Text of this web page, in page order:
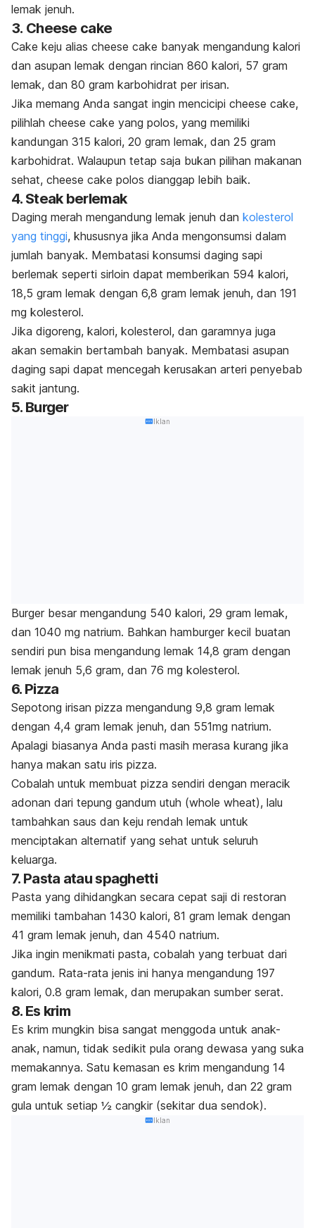
lemak jenuh.
3. Cheese cake
Cake keju alias cheese cake banyak mengandung kalori
dan asupan lemak dengan rincian 860 kalori, 57 gram
lemak, dan 80 gram karbohidrat per irisan.
Jika memang Anda sangat ingin mencicipi cheese cake,
pilihlah cheese cake yang polos, yang memiliki
kandungan 315 kalori, 20 gram lemak, dan 25 gram
karbohidrat. Walaupun tetap saja bukan pilihan makanan
sehat, cheese cake polos dianggap lebih baik.
4. Steak berlemak
Daging merah mengandung lemak jenuh dan kolesterol
yang tinggi, khususnya jika Anda mengonsumsi dalam
jumlah banyak. Membatasi konsumsi daging sapi
berlemak seperti sirloin dapat memberikan 594 kalori,
18,5 gram lemak dengan 6,8 gram lemak jenuh, dan 191
mg kolesterol.
Jika digoreng, kalori, kolesterol, dan garamnya juga
akan semakin bertambah banyak. Membatasi asupan
daging sapi dapat mencegah kerusakan arteri penyebab
sakit jantung.
5. Burger
Iklan
Burger besar mengandung 540 kalori, 29 gram lemak,
dan 1040 mg natrium. Bahkan hamburger kecil buatan
sendiri pun bisa mengandung lemak 14,8 gram dengan
lemak jenuh 5,6 gram, dan 76 mg kolesterol.
6. Pizza
Sepotong irisan pizza mengandung 9,8 gram lemak
dengan 4,4 gram lemak jenuh, dan 551mg natrium.
Apalagi biasanya Anda pasti masih merasa kurang jika
hanya makan satu iris pizza.
Cobalah untuk membuat pizza sendiri dengan meracik
adonan dari tepung gandum utuh (whole wheat), lalu
tambahkan saus dan keju rendah lemak untuk
menciptakan alternatif yang sehat untuk seluruh
keluarga.
7. Pasta atau spaghetti
Pasta yang dihidangkan secara cepat saji di restoran
memiliki tambahan 1430 kalori, 81 gram lemak dengan
41 gram lemak jenuh, dan 4540 natrium.
Jika ingin menikmati pasta, cobalah yang terbuat dari
gandum. Rata-rata jenis ini hanya mengandung 197
kalori, 0.8 gram lemak, dan merupakan sumber serat.
8. Es krim
Es krim mungkin bisa sangat menggoda untuk anak-
anak, namun, tidak sedikit pula orang dewasa yang suka
memakannya. Satu kemasan es krim mengandung 14
gram lemak dengan 10 gram lemak jenuh, dan 22 gram
gula untuk setiap ½ cangkir (sekitar dua sendok).
Iklan